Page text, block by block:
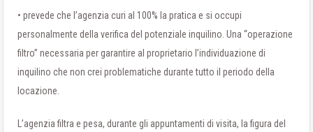
• prevede che l’agenzia curi al 100% la pratica e si occupi
personalmente della verifica del potenziale inquilino. Una “operazione
filtro” necessaria per garantire al proprietario l’individuazione di
inquilino che non crei problematiche durante tutto il periodo della
locazione.
L’agenzia filtra e pesa, durante gli appuntamenti di visita, la figura del